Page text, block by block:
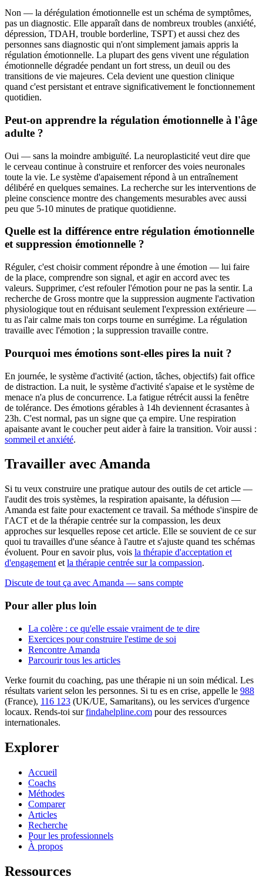
Non — la dérégulation émotionnelle est un schéma de symptômes,
pas un diagnostic. Elle apparaît dans de nombreux troubles (anxiété,
dépression, TDAH, trouble borderline, TSPT) et aussi chez des
personnes sans diagnostic qui n'ont simplement jamais appris la
régulation émotionnelle. La plupart des gens vivent une régulation
émotionnelle dégradée pendant un fort stress, un deuil ou des
transitions de vie majeures. Cela devient une question clinique
quand c'est persistant et entrave significativement le fonctionnement
quotidien.
Peut-on apprendre la régulation émotionnelle à l'âge
adulte ?
Oui — sans la moindre ambiguïté. La neuroplasticité veut dire que
le cerveau continue à construire et renforcer des voies neuronales
toute la vie. Le système d'apaisement répond à un entraînement
délibéré en quelques semaines. La recherche sur les interventions de
pleine conscience montre des changements mesurables avec aussi
peu que 5-10 minutes de pratique quotidienne.
Quelle est la différence entre régulation émotionnelle
et suppression émotionnelle ?
Réguler, c'est choisir comment répondre à une émotion — lui faire
de la place, comprendre son signal, et agir en accord avec tes
valeurs. Supprimer, c'est refouler l'émotion pour ne pas la sentir. La
recherche de Gross montre que la suppression augmente l'activation
physiologique tout en réduisant seulement l'expression extérieure —
tu as l'air calme mais ton corps tourne en surrégime. La régulation
travaille avec l'émotion ; la suppression travaille contre.
Pourquoi mes émotions sont-elles pires la nuit ?
En journée, le système d'activité (action, tâches, objectifs) fait office
de distraction. La nuit, le système d'activité s'apaise et le système de
menace n'a plus de concurrence. La fatigue rétrécit aussi la fenêtre
de tolérance. Des émotions gérables à 14h deviennent écrasantes à
23h. C'est normal, pas un signe que ça empire. Une respiration
apaisante avant le coucher peut aider à faire la transition. Voir aussi :
sommeil et anxiété.
Travailler avec Amanda
Si tu veux construire une pratique autour des outils de cet article —
l'audit des trois systèmes, la respiration apaisante, la défusion —
Amanda est faite pour exactement ce travail. Sa méthode s'inspire de
l'ACT et de la thérapie centrée sur la compassion, les deux
approches sur lesquelles repose cet article. Elle se souvient de ce sur
quoi tu travailles d'une séance à l'autre et s'ajuste quand tes schémas
évoluent. Pour en savoir plus, vois la thérapie d'acceptation et
d'engagement et la thérapie centrée sur la compassion.
Discute de tout ça avec Amanda — sans compte
Pour aller plus loin
La colère : ce qu'elle essaie vraiment de te dire
Exercices pour construire l'estime de soi
Rencontre Amanda
Parcourir tous les articles
Verke fournit du coaching, pas une thérapie ni un soin médical. Les
résultats varient selon les personnes. Si tu es en crise, appelle le 988
(France), 116 123 (UK/UE, Samaritans), ou les services d'urgence
locaux. Rends-toi sur findahelpline.com pour des ressources
internationales.
Explorer
Accueil
Coachs
Méthodes
Comparer
Articles
Recherche
Pour les professionnels
À propos
Ressources